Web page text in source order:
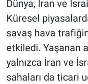
Dünya, İran ve
Küresel
savaş hava
etkiledi. Yaşanan
yalnızca İran ve
sahaları da ticari
Gündem Özel
Günün
Haber